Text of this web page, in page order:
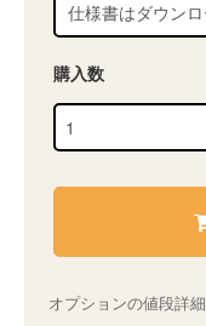
購入数
オプションの値段詳細